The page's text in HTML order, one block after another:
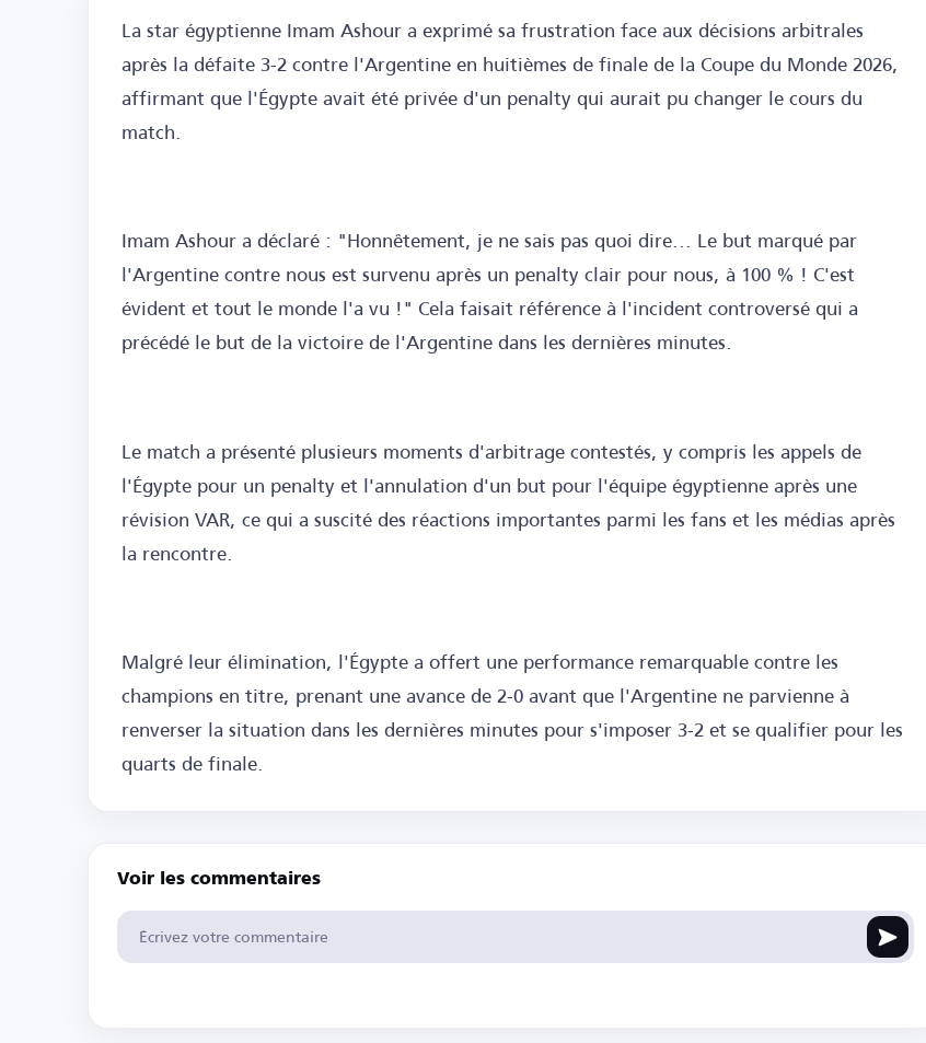
La star égyptienne Imam Ashour a exprimé sa frustration face aux décisions arbitrales
après la défaite 3-2 contre l'Argentine en huitièmes de finale de la Coupe du Monde 2026,
affirmant que l'Égypte avait été privée d'un penalty qui aurait pu changer le cours du
match.
Imam Ashour a déclaré : "Honnêtement, je ne sais pas quoi dire... Le but marqué par
l'Argentine contre nous est survenu après un penalty clair pour nous, à 100 % ! C'est
évident et tout le monde l'a vu !" Cela faisait référence à l'incident controversé qui a
précédé le but de la victoire de l'Argentine dans les dernières minutes.
Le match a présenté plusieurs moments d'arbitrage contestés, y compris les appels de
l'Égypte pour un penalty et l'annulation d'un but pour l'équipe égyptienne après une
révision VAR, ce qui a suscité des réactions importantes parmi les fans et les médias après
la rencontre.
Malgré leur élimination, l'Égypte a offert une performance remarquable contre les
champions en titre, prenant une avance de 2-0 avant que l'Argentine ne parvienne à
renverser la situation dans les dernières minutes pour s'imposer 3-2 et se qualifier pour les
quarts de finale.
Voir les commentaires